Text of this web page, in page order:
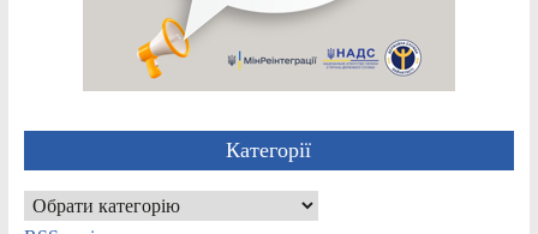
Категорії
Категорії